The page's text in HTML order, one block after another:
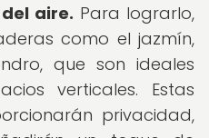
aire. Para lograrlo,
como el jazmín,
que son ideales
verticales. Estas
privacidad,